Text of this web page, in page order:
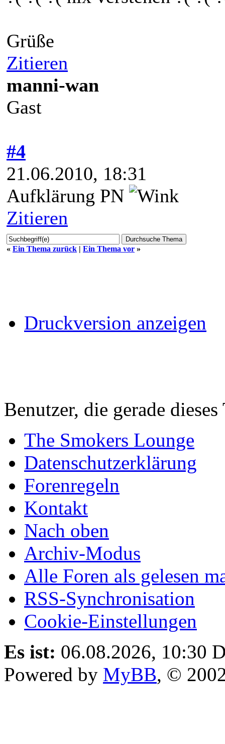
Grüße
Zitieren
manni-wan
Gast
#4
21.06.2010, 18:31
Aufklärung PN
Zitieren
« Ein Thema zurück | Ein Thema vor »
Druckversion anzeigen
Benutzer, die gerade
The Smokers Lounge
Datenschutzerklärung
Forenregeln
Kontakt
Nach oben
Archiv-Modus
Alle Foren als gelesen
RSS-Synchronisation
Cookie-Einstellungen
Es ist: 06.08.2026, 10:30
Powered by MyBB, ©